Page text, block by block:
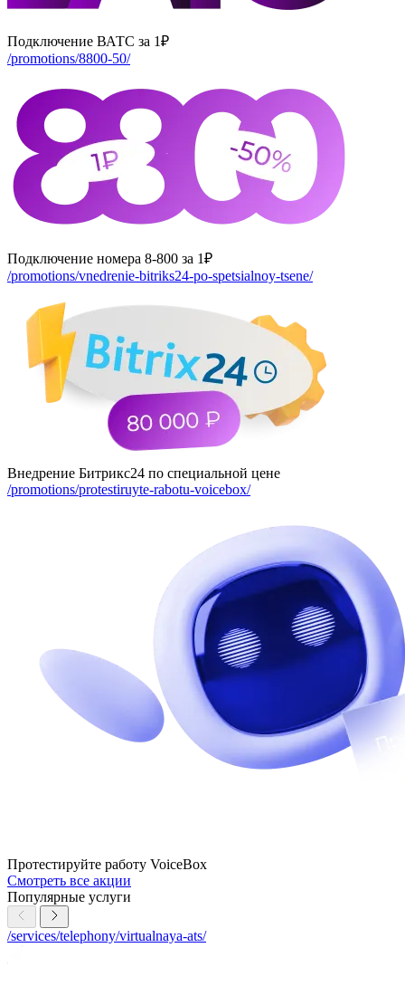
Подключение ВАТС за 1₽
/promotions/8800-50/
Подключение номера 8-800 за 1₽
/promotions/vnedrenie-bitriks24-po-spetsialnoy-tsene/
Внедрение Битрикс24 по специальной цене
/promotions/protestiruyte-rabotu-voicebox/
Протестируйте работу VoiceBox
Смотреть все акции
Популярные услуги
/services/telephony/virtualnaya-ats/